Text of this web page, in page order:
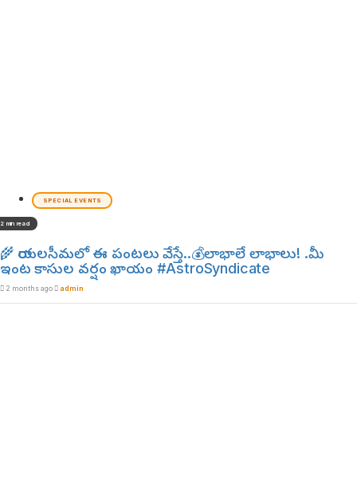
SPECIAL EVENTS
2 min read
🌾 రాయలసీమలో ఈ పంటలు వేస్తే..💰లాభాలే లాభాలు! .మీ
ఇంట కాసుల వర్షం ఖాయం #AstroSyndicate
2 months ago admin